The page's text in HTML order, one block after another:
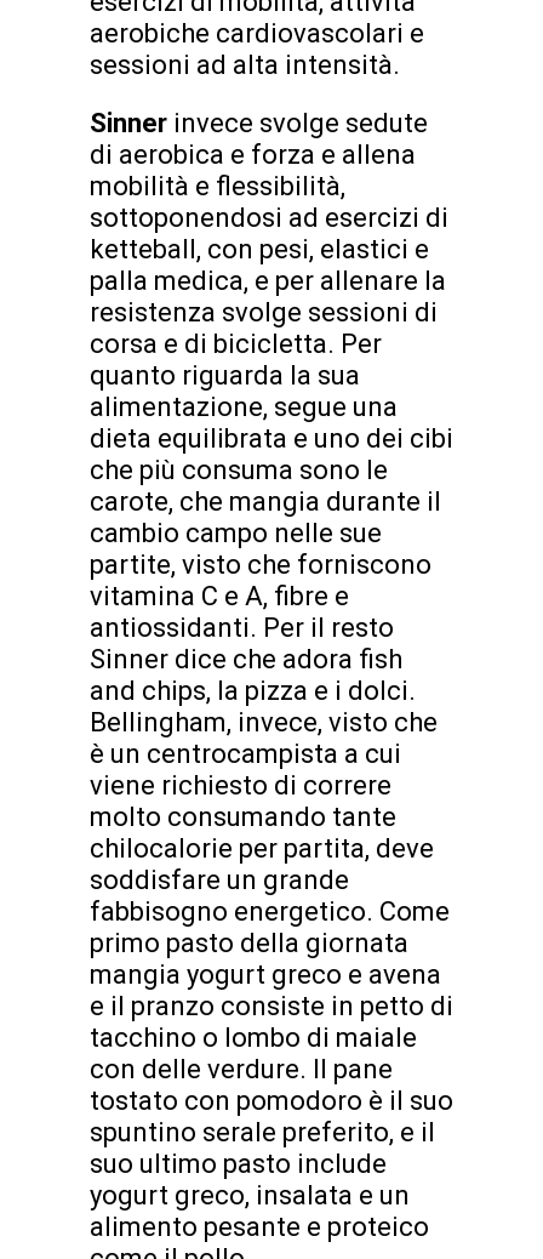
aerobiche cardiovascolari e
sessioni ad alta intensità.
Sinner invece svolge sedute
di aerobica e forza e allena
mobilità e flessibilità,
sottoponendosi ad esercizi di
ketteball, con pesi, elastici e
palla medica, e per allenare la
resistenza svolge sessioni di
corsa e di bicicletta. Per
quanto riguarda la sua
alimentazione, segue una
dieta equilibrata e uno dei cibi
che più consuma sono le
carote, che mangia durante il
cambio campo nelle sue
partite, visto che forniscono
vitamina C e A, fibre e
antiossidanti. Per il resto
Sinner dice che adora fish
and chips, la pizza e i dolci.
Bellingham, invece, visto che
è un centrocampista a cui
viene richiesto di correre
molto consumando tante
chilocalorie per partita, deve
soddisfare un grande
fabbisogno energetico. Come
primo pasto della giornata
mangia yogurt greco e avena
e il pranzo consiste in petto di
tacchino o lombo di maiale
con delle verdure. Il pane
tostato con pomodoro è il suo
spuntino serale preferito, e il
suo ultimo pasto include
yogurt greco, insalata e un
alimento pesante e proteico